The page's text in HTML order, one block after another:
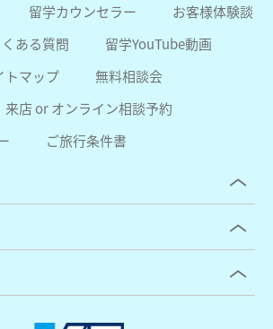
留学カウンセラー
お客様体験談
ある質問
留学YouTube動画
トマップ
無料相談会
来店 or オンライン相談予約
ご旅行条件書